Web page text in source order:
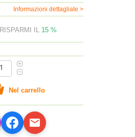
Informazioni dettagliate >
RISPARMI IL 15 %